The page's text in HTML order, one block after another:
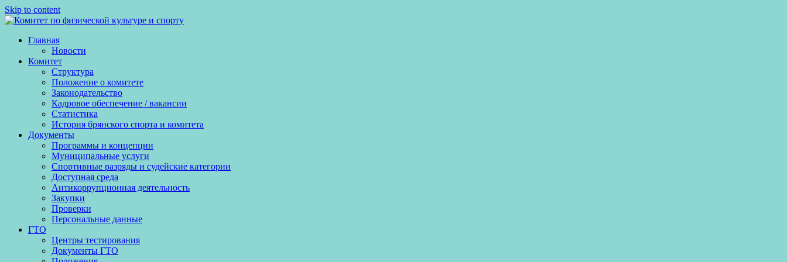
Skip to content
Главная
Новости
Комитет
Структура
Положение о комитете
Законодательство
Кадровое обеспечение / вакансии
Статистика
История брянского спорта и комитета
Документы
Программы и концепции
Муниципальные услуги
Спортивные разряды и судейские категории
Доступная среда
Антикоррупционная деятельность
Закупки
Проверки
Персональные данные
ГТО
Центры тестирования
Документы ГТО